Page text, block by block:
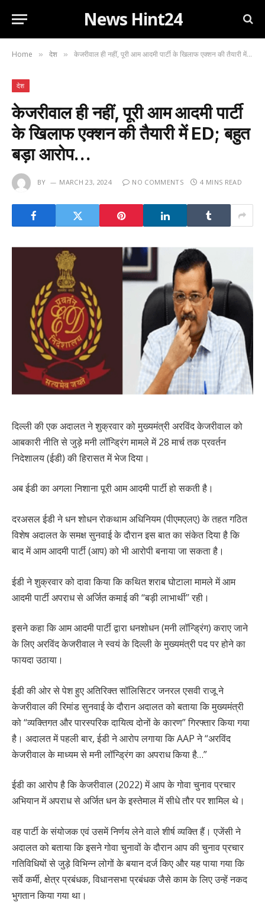
News Hint24
Home » देश » केजरीवाल ही नहीं, पूरी आम आदमी पार्टी के खिलाफ एक्शन की तैयारी में ED; बहुत बड़ा आरोप…
देश
केजरीवाल ही नहीं, पूरी आम आदमी पार्टी
के खिलाफ एक्शन की तैयारी में ED; बहुत
बड़ा आरोप…
BY MARCH 23, 2024 NO COMMENTS 4 MINS READ
दिल्ली की एक अदालत ने शुक्रवार को मुख्यमंत्री अरविंद केजरीवाल को
आबकारी नीति से जुड़े मनी लॉन्ड्रिंग मामले में 28 मार्च तक प्रवर्तन
निदेशालय (ईडी) की हिरासत में भेज दिया।
अब ईडी का अगला निशाना पूरी आम आदमी पार्टी हो सकती है।
दरअसल ईडी ने धन शोधन रोकथाम अधिनियम (पीएमएलए) के तहत गठित
विशेष अदालत के समक्ष सुनवाई के दौरान इस बात का संकेत दिया है कि
बाद में आम आदमी पार्टी (आप) को भी आरोपी बनाया जा सकता है।
ईडी ने शुक्रवार को दावा किया कि कथित शराब घोटाला मामले में आम
आदमी पार्टी अपराध से अर्जित कमाई की ‘‘बड़ी लाभार्थी’’ रही।
इसने कहा कि आम आदमी पार्टी द्वारा धनशोधन (मनी लॉन्ड्रिंग) कराए जाने
के लिए अरविंद केजरीवाल ने स्वयं के दिल्ली के मुख्यमंत्री पद पर होने का
फायदा उठाया।
ईडी की ओर से पेश हुए अतिरिक्त सॉलिसिटर जनरल एसवी राजू ने
केजरीवाल की रिमांड सुनवाई के दौरान अदालत को बताया कि मुख्यमंत्री
को “व्यक्तिगत और पारस्परिक दायित्व दोनों के कारण” गिरफ्तार किया गया
है। अदालत में पहली बार, ईडी ने आरोप लगाया कि AAP ने “अरविंद
केजरीवाल के माध्यम से मनी लॉन्ड्रिंग का अपराध किया है…”
ईडी का आरोप है कि केजरीवाल (2022) में आप के गोवा चुनाव प्रचार
अभियान में अपराध से अर्जित धन के इस्तेमाल में सीधे तौर पर शामिल थे।
वह पार्टी के संयोजक एवं उसमें निर्णय लेने वाले शीर्ष व्यक्ति हैं। एजेंसी ने
अदालत को बताया कि इसने गोवा चुनावों के दौरान आप की चुनाव प्रचार
गतिविधियों से जुड़े विभिन्न लोगों के बयान दर्ज किए और यह पाया गया कि
सर्वे कर्मी, क्षेत्र प्रबंधक, विधानसभा प्रबंधक जैसे काम के लिए उन्हें नकद
भुगतान किया गया था।